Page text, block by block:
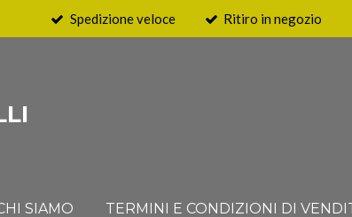
Spedizione veloce Ritiro in negozio
SIAMO TERMINI E CONDIZIONI DI